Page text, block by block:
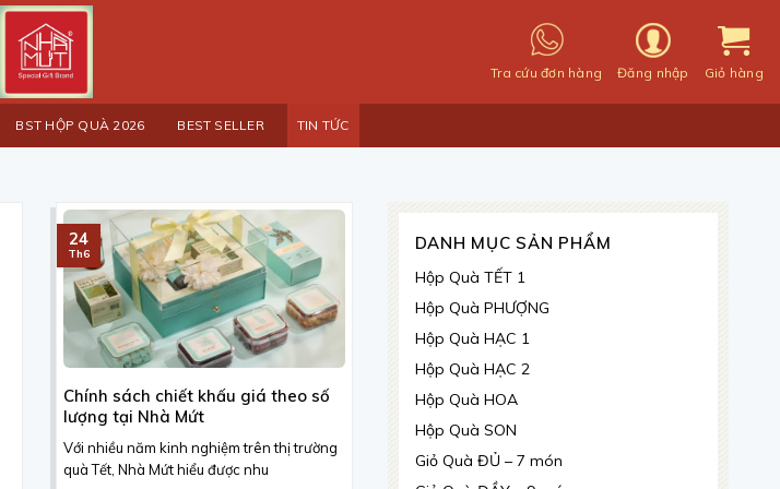
Tra cứu đơn hàng Đăng nhập Giỏ hàng
BST HỘP QUÀ 2026 BEST SELLER TIN TỨC
Chính sách chiết khấu giá theo số
lượng tại Nhà Mứt
Với nhiều năm kinh nghiệm trên thị trường
quà Tết, Nhà Mứt hiểu được nhu
24
Th6
DANH MỤC SẢN PHẨM
Hộp Quà TẾT 1
Hộp Quà PHƯỢNG
Hộp Quà HẠC 1
Hộp Quà HẠC 2
Hộp Quà HOA
Hộp Quà SON
Giỏ Quà ĐỦ – 7 món